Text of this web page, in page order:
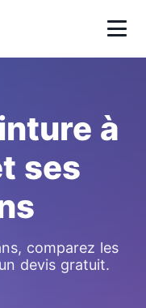
à
ses
comparez les
devis gratuit.